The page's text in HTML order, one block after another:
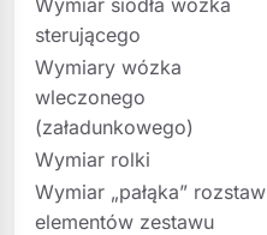
sterującego
Wymiary wózka
wleczonego
(załadunkowego)
Wymiar rolki
Wymiar „pałąka” rozstaw
elementów zestawu